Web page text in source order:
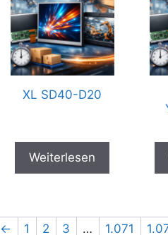
XL SD40-D20
Weiterlesen
← 1 2 3 … 1.071